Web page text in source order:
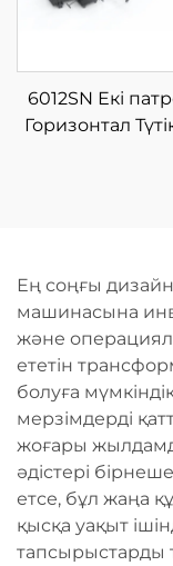
6012SN Екі
Горизонтал
Ең соңғы
машинасына
және
ететін
болуға
мерзімдерді
жоғары
әдістері
етсе, бұл жаңа
қысқа уақыт
тапсырыстарды